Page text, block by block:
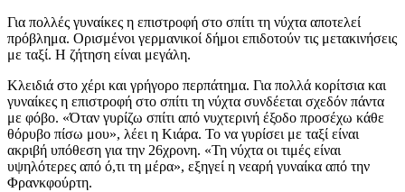
Για πολλές γυναίκες η επιστροφή στο σπίτι τη νύχτα αποτελεί
πρόβλημα. Ορισμένοι γερμανικοί δήμοι επιδοτούν τις μετακινήσεις
με ταξί. Η ζήτηση είναι μεγάλη.
Κλειδιά στο χέρι και γρήγορο περπάτημα. Για πολλά κορίτσια και
γυναίκες η επιστροφή στο σπίτι τη νύχτα συνδέεται σχεδόν πάντα
με φόβο. «Όταν γυρίζω σπίτι από νυχτερινή έξοδο προσέχω κάθε
θόρυβο πίσω μου», λέει η Κιάρα. Το να γυρίσει με ταξί είναι
ακριβή υπόθεση για την 26χρονη. «Τη νύχτα οι τιμές είναι
υψηλότερες από ό,τι τη μέρα», εξηγεί η νεαρή γυναίκα από την
Φρανκφούρτη.